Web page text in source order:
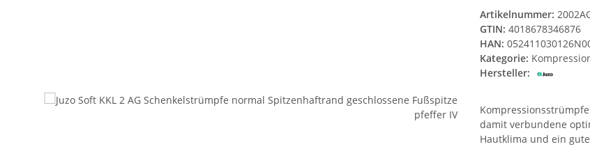
Artikelnummer:
GTIN: 4018678346876
HAN:
Kategorie:
Hersteller:
damit verbundene
Hautklima und ein